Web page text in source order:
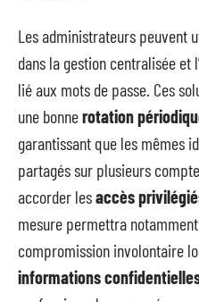
Les administrateurs peuvent
dans la gestion centralisée et
lié aux mots de passe. Ces
une bonnerotation
garantissant que les mêmes
partagés sur plusieurs
accorder lesaccès
mesure permettra
compromission involontaire
informations